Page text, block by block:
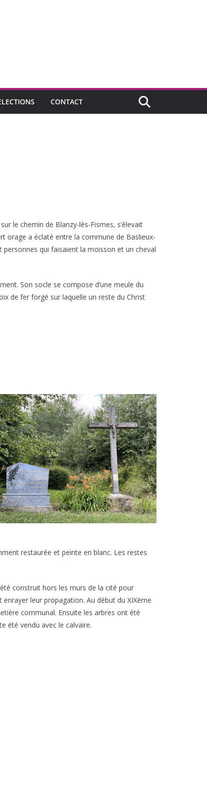
CONTACT
le chemin de Blanzy-lès-Fismes, s’élevait
orage a éclaté entre la commune de Baslieux-
qui faisaient la moisson et un cheval
Son socle se compose d’une meule du
de fer forgé sur laquelle un reste du Christ
restaurée et peinte en blanc. Les restes
construit hors les murs de la cité pour
leur propagation. Au début du XIXème
communal. Ensuite les arbres ont été
été vendu avec le calvaire.